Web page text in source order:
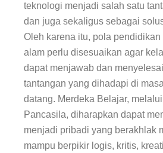
teknologi menjadi salah satu
dan juga sekaligus sebagai
Oleh karena itu, pola
alam perlu disesuaikan agar
dapat menjawab dan
tantangan yang dihadapi di
datang. Merdeka Belajar,
Pancasila, diharapkan dapat
menjadi pribadi yang berakhlak
mampu berpikir logis, kritis,